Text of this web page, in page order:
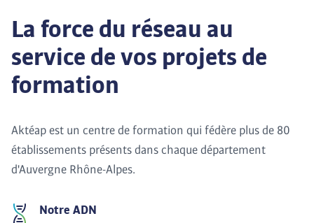
La force du réseau au
service de vos projets de
formation
Aktéap est un centre de formation qui fédère plus de 80
établissements présents dans chaque département
d'Auvergne Rhône-Alpes.
Notre ADN